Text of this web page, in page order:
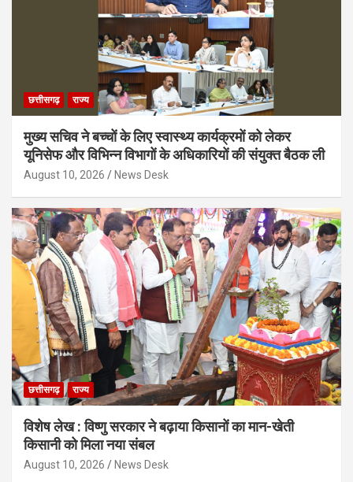
छत्तीसगढ़ राज्य
मुख्य सचिव ने बच्चों के लिए स्वास्थ्य कार्यक्रमों को लेकर
यूनिसेफ और विभिन्न विभागों के अधिकारियों की संयुक्त बैठक ली
August 10, 2026 News Desk
छत्तीसगढ़ राज्य
विशेष लेख : विष्णु सरकार ने बढ़ाया किसानों का मान-खेती
किसानी को मिला नया संबल
August 10, 2026 News Desk